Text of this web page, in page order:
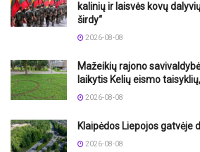
kalinių ir laisvės kovų
širdy“
2026-08-08
Mažeikių rajono
laikytis Kelių eismo
2026-08-08
Klaipėdos Liepojos gatvėje
2026-08-08